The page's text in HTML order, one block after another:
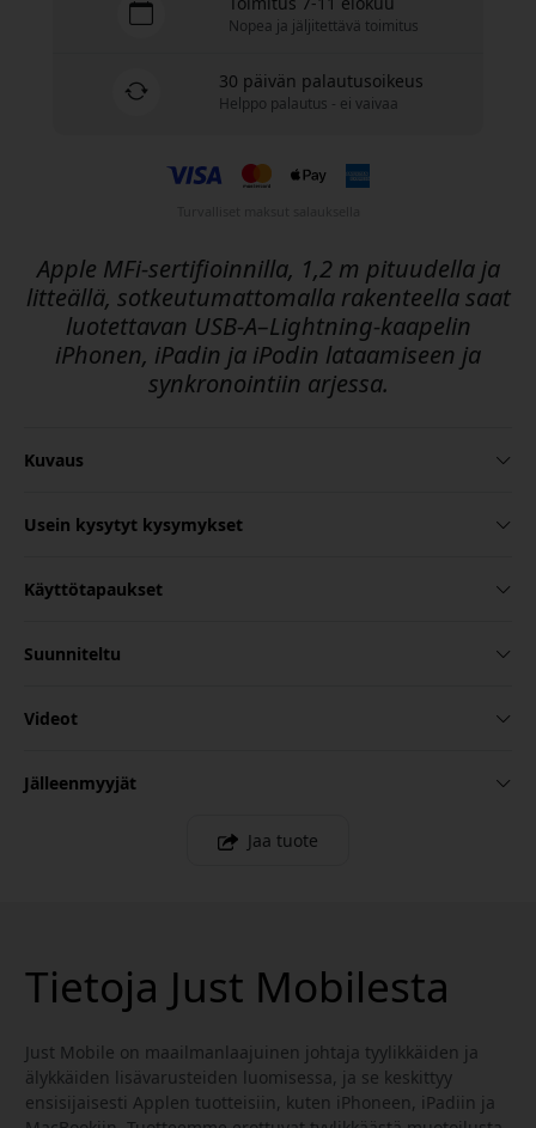
Nopea ja jäljitettävä toimitus
30 päivän palautusoikeus
Helppo palautus - ei vaivaa
Apple MFi-sertifioinnilla, 1,2 m pituudella ja
litteällä, sotkeutumattomalla rakenteella saat
luotettavan USB-A–Lightning-kaapelin
iPhonen, iPadin ja iPodin lataamiseen ja
synkronointiin arjessa.
Kuvaus
Usein kysytyt kysymykset
Käyttötapaukset
Suunniteltu
Videot
Jälleenmyyjät
Jaa tuote
Tietoja Just Mobilesta
Just Mobile on maailmanlaajuinen johtaja tyylikkäiden ja
älykkäiden lisävarusteiden luomisessa, ja se keskittyy
ensisijaisesti Applen tuotteisiin, kuten iPhoneen, iPadiin ja